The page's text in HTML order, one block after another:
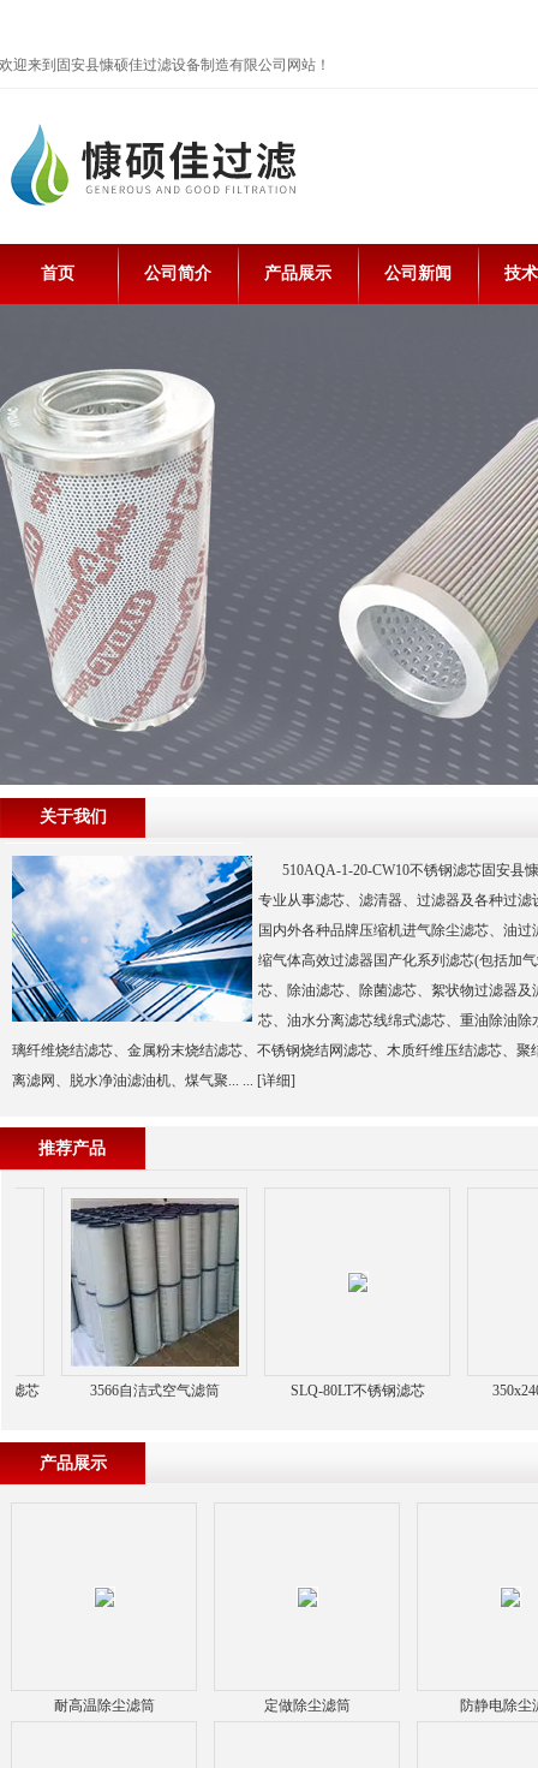
欢迎来到固安县慷硕佳过滤设备制造有限公司网站！
首页 公司简介 产品展示 公司新闻 技
关于我们
510AQA-1-20-CW10不锈钢滤芯固安县
专业从事滤芯、滤清器、过滤器及各种过
国内外各种品牌压缩机进气除尘滤芯、油
缩气体高效过滤器国产化系列滤芯(包括加
芯、除油滤芯、除菌滤芯、絮状物过滤器
芯、油水分离滤芯线绵式滤芯、重油除油
璃纤维烧结滤芯、金属粉末烧结滤芯、不锈钢烧结网滤芯、木质纤维压结滤芯、
离滤网、脱水净油滤油机、煤气聚... ... [详细]
推荐产品
3566自洁式空气滤筒 SLQ-80LT不锈钢滤芯
产品展示
耐高温除尘滤筒 定做除尘滤筒 防静电除尘